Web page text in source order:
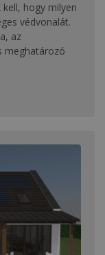
hogy milyen
védvonalát.
az
meghatározó